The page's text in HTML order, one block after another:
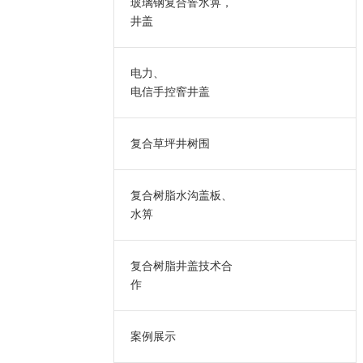
井盖
电力、
电信手控窨井盖
复合草坪井树围
复合树脂水沟盖板、
水箅
复合树脂井盖技术合
作
案例展示